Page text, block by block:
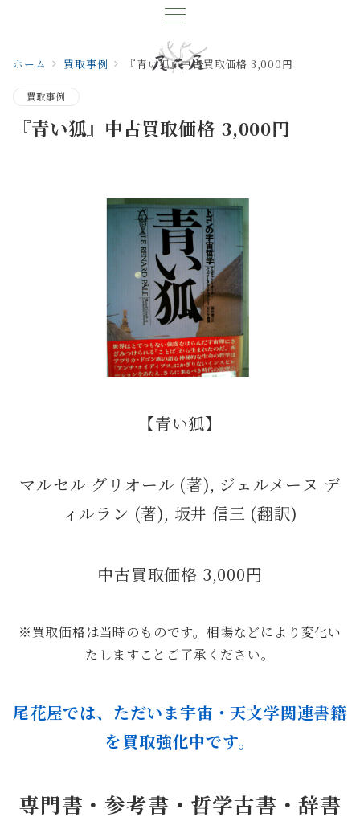
ホーム 買取事例 『青い狐』中古買取価格 3,000円
買取事例
『青い狐』中古買取価格 3,000円
【青い狐】
マルセル グリオール (著), ジェルメーヌ デ
ィルラン (著), 坂井 信三 (翻訳)
中古買取価格 3,000円
※買取価格は当時のものです。相場などにより変化い
たしますことご了承ください。
尾花屋では、ただいま宇宙・天文学関連書籍
を買取強化中です。
専門書・参考書・哲学古書・辞書